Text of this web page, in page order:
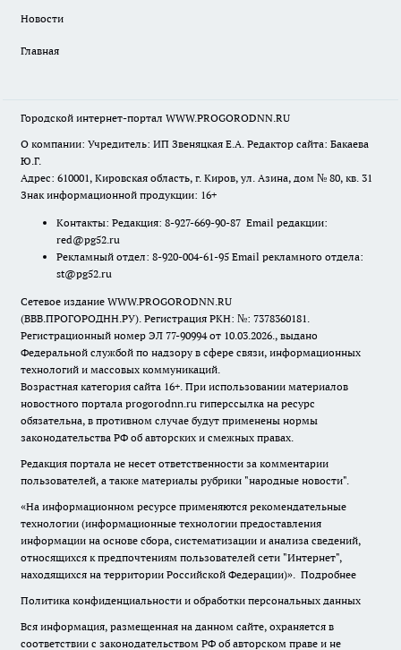
Новости
Главная
Городской интернет-портал WWW.PROGORODNN.RU
О компании: Учредитель: ИП Звеняцкая Е.А. Редактор сайта: Бакаева
Ю.Г.
Адрес: 610001, Кировская область, г. Киров, ул. Азина, дом № 80, кв. 31
Знак информационной продукции: 16+
Контакты: Редакция: 8-927-669-90-87 Email редакции:
red@pg52.ru
Рекламный отдел: 8-920-004-61-95 Email рекламного отдела:
st@pg52.ru
Сетевое издание WWW.PROGORODNN.RU
(ВВВ.ПРОГОРОДНН.РУ). Регистрация РКН: №: 7378360181.
Регистрационный номер ЭЛ 77-90994 от 10.03.2026., выдано
Федеральной службой по надзору в сфере связи, информационных
технологий и массовых коммуникаций.
Возрастная категория сайта 16+. При использовании материалов
новостного портала progorodnn.ru гиперссылка на ресурс
обязательна, в противном случае будут применены нормы
законодательства РФ об авторских и смежных правах.
Редакция портала не несет ответственности за комментарии
пользователей, а также материалы рубрики "народные новости".
«На информационном ресурсе применяются рекомендательные
технологии (информационные технологии предоставления
информации на основе сбора, систематизации и анализа сведений,
относящихся к предпочтениям пользователей сети "Интернет",
находящихся на территории Российской Федерации)». Подробнее
Политика конфиденциальности и обработки персональных данных
Вся информация, размещенная на данном сайте, охраняется в
соответствии с законодательством РФ об авторском праве и не